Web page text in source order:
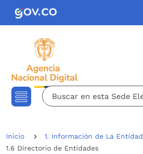
Pasar al contenido principal
Inicio
1. Información de La Entidad
1.6 Directorio de Entidades